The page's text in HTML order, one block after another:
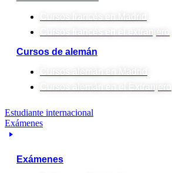
Cursos francés en Madrid
Cursos de alemán
Cursos alemán en Madrid
Cursos alemán en el Extranjero
Estudiante internacional
Exámenes
Exámenes